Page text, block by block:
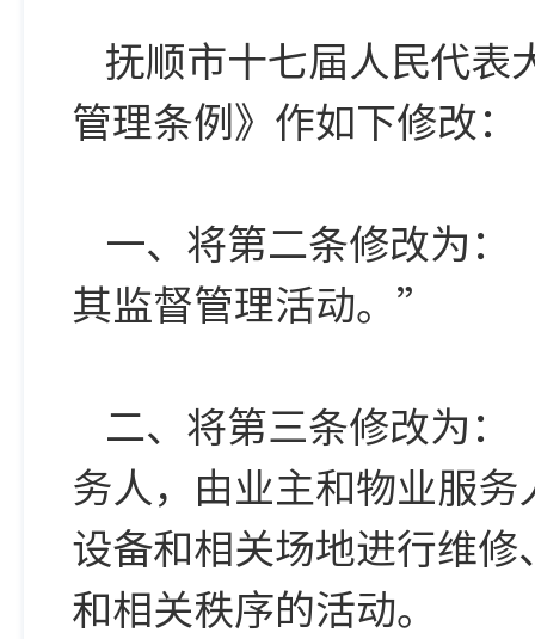
抚顺市十七届人民代表
管理条例》作如下修改：
一、将第二条修改为
其监督管理活动。”
二、将第三条修改为
务人，由业主和物业服
设备和相关场地进行维
和相关秩序的活动。